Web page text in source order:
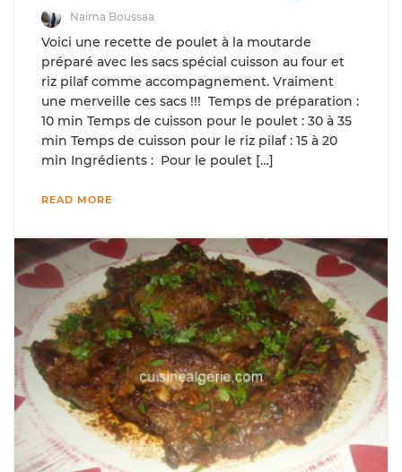
Naima Boussaa
Voici une recette de poulet à la moutarde
préparé avec les sacs spécial cuisson au four et
riz pilaf comme accompagnement. Vraiment
une merveille ces sacs !!! Temps de préparation :
10 min Temps de cuisson pour le poulet : 30 à 35
min Temps de cuisson pour le riz pilaf : 15 à 20
min Ingrédients : Pour le poulet […]
READ MORE